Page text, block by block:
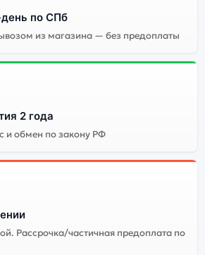
по СПб
из магазина — без предоплаты
2 года
и обмен по закону РФ
Рассрочка/частичная предоплата по